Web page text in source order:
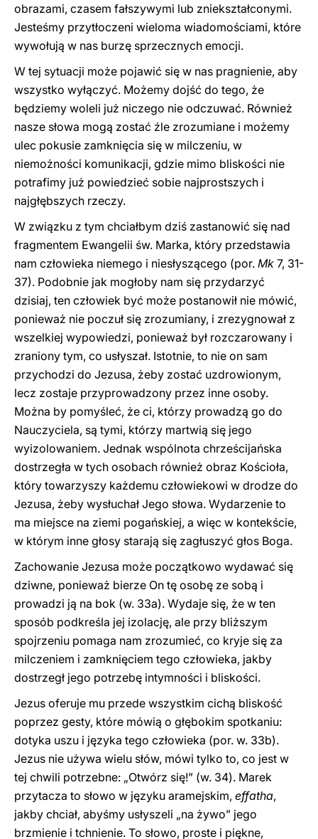
obrazami, czasem fałszywymi lub zniekształconymi.
Jesteśmy przytłoczeni wieloma wiadomościami, które
wywołują w nas burzę sprzecznych emocji.
W tej sytuacji może pojawić się w nas pragnienie, aby
wszystko wyłączyć. Możemy dojść do tego, że
będziemy woleli już niczego nie odczuwać. Również
nasze słowa mogą zostać źle zrozumiane i możemy
ulec pokusie zamknięcia się w milczeniu, w
niemożności komunikacji, gdzie mimo bliskości nie
potrafimy już powiedzieć sobie najprostszych i
najgłębszych rzeczy.
W związku z tym chciałbym dziś zastanowić się nad
fragmentem Ewangelii św. Marka, który przedstawia
nam człowieka niemego i niesłyszącego (por. Mk 7, 31-
37). Podobnie jak mogłoby nam się przydarzyć
dzisiaj, ten człowiek być może postanowił nie mówić,
ponieważ nie poczuł się zrozumiany, i zrezygnował z
wszelkiej wypowiedzi, ponieważ był rozczarowany i
zraniony tym, co usłyszał. Istotnie, to nie on sam
przychodzi do Jezusa, żeby zostać uzdrowionym,
lecz zostaje przyprowadzony przez inne osoby.
Można by pomyśleć, że ci, którzy prowadzą go do
Nauczyciela, są tymi, którzy martwią się jego
wyizolowaniem. Jednak wspólnota chrześcijańska
dostrzegła w tych osobach również obraz Kościoła,
który towarzyszy każdemu człowiekowi w drodze do
Jezusa, żeby wysłuchał Jego słowa. Wydarzenie to
ma miejsce na ziemi pogańskiej, a więc w kontekście,
w którym inne głosy starają się zagłuszyć głos Boga.
Zachowanie Jezusa może początkowo wydawać się
dziwne, ponieważ bierze On tę osobę ze sobą i
prowadzi ją na bok (w. 33a). Wydaje się, że w ten
sposób podkreśla jej izolację, ale przy bliższym
spojrzeniu pomaga nam zrozumieć, co kryje się za
milczeniem i zamknięciem tego człowieka, jakby
dostrzegł jego potrzebę intymności i bliskości.
Jezus oferuje mu przede wszystkim cichą bliskość
poprzez gesty, które mówią o głębokim spotkaniu:
dotyka uszu i języka tego człowieka (por. w. 33b).
Jezus nie używa wielu słów, mówi tylko to, co jest w
tej chwili potrzebne: „Otwórz się!” (w. 34). Marek
przytacza to słowo w języku aramejskim, effatha,
jakby chciał, abyśmy usłyszeli „na żywo” jego
brzmienie i tchnienie. To słowo, proste i piękne,